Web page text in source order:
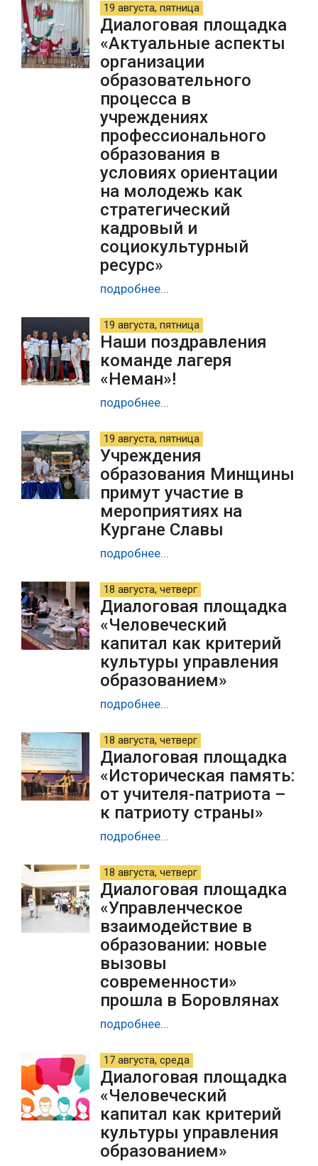
19 августа, пятница
Диалоговая площадка
«Актуальные аспекты
организации
образовательного
процесса в
учреждениях
профессионального
образования в
условиях ориентации
на молодежь как
стратегический
кадровый и
социокультурный
ресурс»
подробнее...
19 августа, пятница
Наши поздравления
команде лагеря
«Неман»!
подробнее...
19 августа, пятница
Учреждения
образования Минщины
примут участие в
мероприятиях на
Кургане Славы
подробнее...
18 августа, четверг
Диалоговая площадка
«Человеческий
капитал как критерий
культуры управления
образованием»
подробнее...
18 августа, четверг
Диалоговая площадка
«Историческая память:
от учителя-патриота –
к патриоту страны»
подробнее...
18 августа, четверг
Диалоговая площадка
«Управленческое
взаимодействие в
образовании: новые
вызовы
современности»
прошла в Боровлянах
подробнее...
17 августа, среда
Диалоговая площадка
«Человеческий
капитал как критерий
культуры управления
образованием»